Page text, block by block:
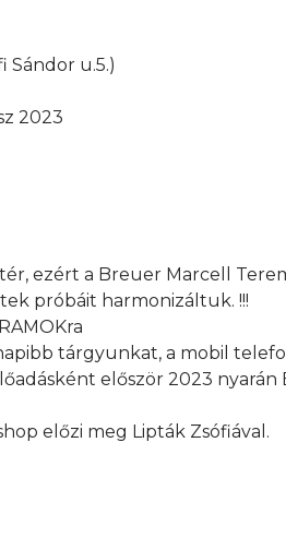
Sándor u.5.)
2023
ezért a Breuer Marcell
próbáit harmonizáltuk. !!!
tárgyunkat, a mobil
először 2023
előzi meg Lipták Zsófiával.